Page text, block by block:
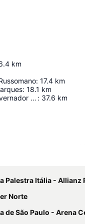
km
: 17.4 km
: 18.1 km
Aeroporto Internacional Governador André Franco Montoro : 37.6 km
Palestra Itália - Allianz
Norte
São Paulo - Arena